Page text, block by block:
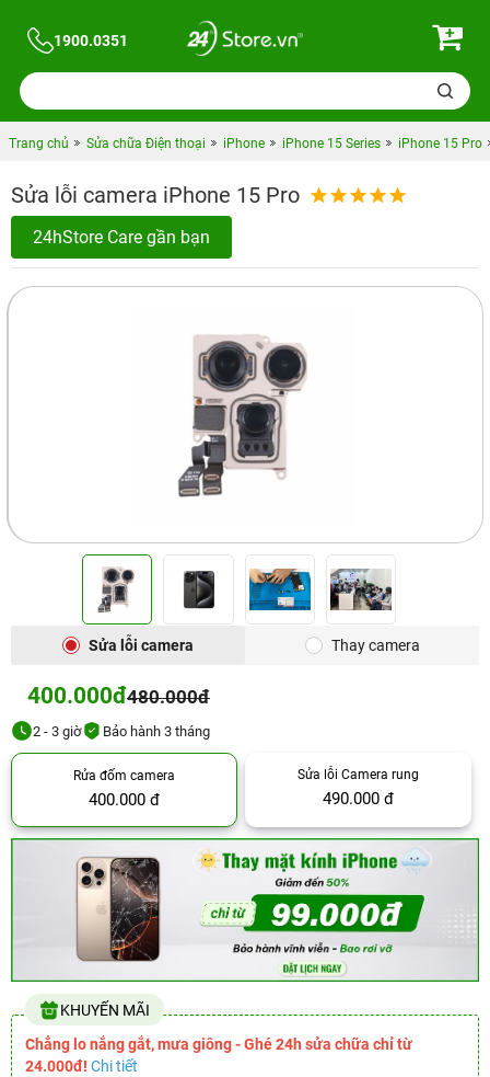
1900.0351
Trang chủ Sửa chữa Điện thoại iPhone iPhone 15 Series iPhone 15 Pro
Sửa lỗi camera iPhone 15 Pro
24hStore Care gần bạn
Sửa lỗi camera Thay camera
400.000đ480.000đ
2 - 3 giờ Bảo hành 3 tháng
Rửa đốm camera
400.000 đ
Sửa lỗi Camera rung
490.000 đ
KHUYẾN MÃI
Chẳng lo nắng gắt, mưa giông - Ghé 24h sửa chữa chỉ từ
24.000đ! Chi tiết